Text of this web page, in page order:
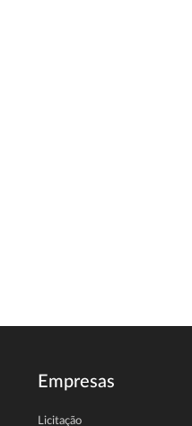
Empresas
Licitação